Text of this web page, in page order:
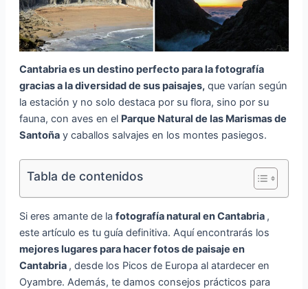
Cantabria es un destino perfecto para la fotografía
gracias a la diversidad de sus paisajes,que varían según
la estación y no solo destaca por su flora, sino por su
fauna, con aves en el Parque Natural de las Marismas de
Santoñay caballos salvajes en los montes pasiegos.
Tabla de contenidos
Si eres amante de la fotografía natural en Cantabria ,
este artículo es tu guía definitiva. Aquí encontrarás los
mejores lugares para hacer fotos de paisaje en
Cantabria , desde los Picos de Europa al atardecer en
Oyambre. Además, te damos consejos prácticos para